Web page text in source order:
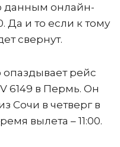
данным онлайн-
Да и то если к тому
свернут.
опаздывает рейс
6149 в Пермь. Он
Сочи в четверг в
вылета – 11:00.